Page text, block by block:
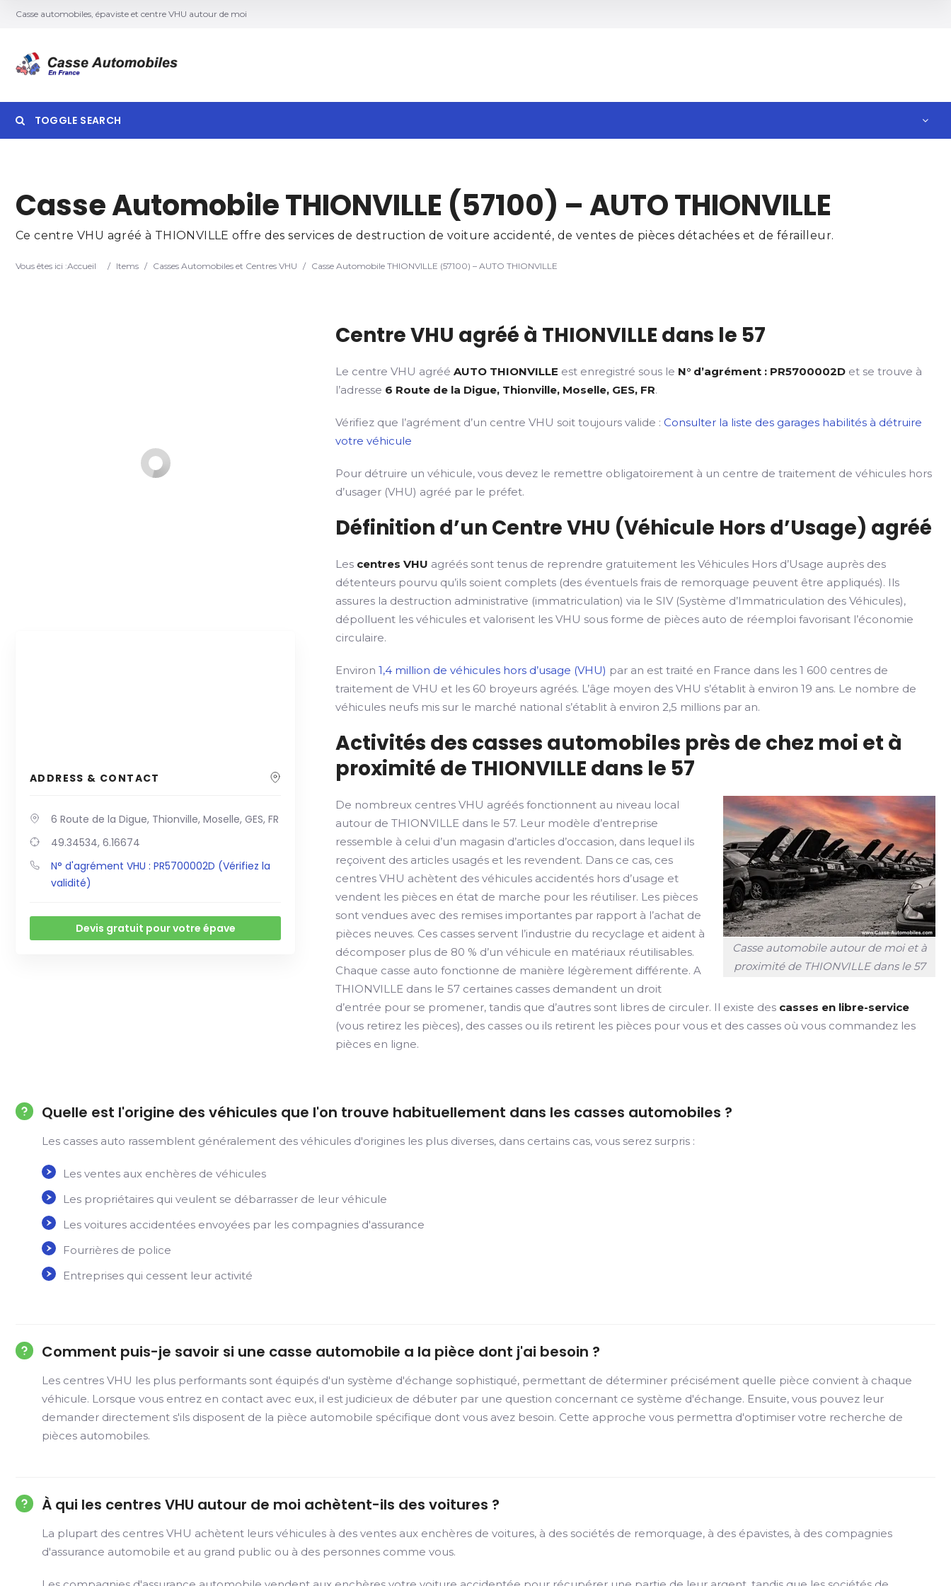
Casse automobiles, épaviste et centre VHU autour de moi
TOGGLE SEARCH
Search
Casse Automobile THIONVILLE (57100) – AUTO THIONVILLE
Ce centre VHU agréé à THIONVILLE offre des services de destruction de voiture accidenté, de ventes de pièces détachées et de férailleur.
Vous êtes ici :Accueil / Items / Casses Automobiles et Centres VHU / Casse Automobile THIONVILLE (57100) – AUTO THIONVILLE
ADDRESS & CONTACT
6 Route de la Digue, Thionville, Moselle, GES, FR
49.34534, 6.16674
N° d'agrément VHU : PR5700002D (Vérifiez la
validité)
Devis gratuit pour votre épave
Centre VHU agréé à THIONVILLE dans le 57
Le centre VHU agrééAUTO THIONVILLE est enregistré sous le N° d’agrément : PR5700002D et se trouve à
l’adresse 6 Route de la Digue, Thionville, Moselle, GES, FR.
Vérifiez que l’agrément d’un centre VHU soit toujours valide : Consulter la liste des garages habilités à détruire
votre véhicule
Pour détruire un véhicule, vous devez le remettre obligatoirement à un centre de traitement de véhicules hors
d’usager (VHU) agréé par le préfet.
Définition d’un Centre VHU (Véhicule Hors d’Usage) agréé
Les centres VHU agréés sont tenus de reprendre gratuitement les Véhicules Hors d’Usage auprès des
détenteurs pourvu qu’ils soient complets (des éventuels frais de remorquage peuvent être appliqués). Ils
assures la destruction administrative (immatriculation) via le SIV (Système d’Immatriculation des Véhicules),
dépolluent les véhicules et valorisent les VHU sous forme de pièces auto de réemploi favorisant l’économie
circulaire.
Environ1,4 million de véhicules hors d’usage (VHU) par an est traité en France dans les 1 600 centres de
traitement de VHU et les 60 broyeurs agréés. L’âge moyen des VHU s’établit à environ 19 ans. Le nombre de
véhicules neufs mis sur le marché national s’établit à environ 2,5 millions par an.
Activités des casses automobiles près de chez moi et à
proximité de THIONVILLE dans le 57
Casse automobile autour de moi et à
proximité de THIONVILLE dans le 57
De nombreux centres VHU agréés fonctionnent au niveau local
autour de THIONVILLE dans le 57. Leur modèle d’entreprise
ressemble à celui d’un magasin d’articles d’occasion, dans lequel ils
reçoivent des articles usagés et les revendent. Dans ce cas, ces
centres VHU achètent des véhicules accidentés hors d’usage et
vendent les pièces en état de marche pour les réutiliser. Les pièces
sont vendues avec des remises importantes par rapport à l’achat de
pièces neuves. Ces casses servent l’industrie du recyclage et aident à
décomposer plus de 80 % d’un véhicule en matériaux réutilisables.
Chaque casse auto fonctionne de manière légèrement différente. A
THIONVILLE dans le 57 certaines casses demandent un droit
d’entrée pour se promener, tandis que d’autres sont libres de circuler. Il existe des casses en libre-service
(vous retirez les pièces), des casses ou ils retirent les pièces pour vous et des casses où vous commandez les
pièces en ligne.
Quelle est l'origine des véhicules que l'on trouve habituellement dans les casses automobiles ?
Les casses auto rassemblent généralement des véhicules d'origines les plus diverses, dans certains cas, vous serez surpris :
Les ventes aux enchères de véhicules
Les propriétaires qui veulent se débarrasser de leur véhicule
Les voitures accidentées envoyées par les compagnies d'assurance
Fourrières de police
Entreprises qui cessent leur activité
Comment puis-je savoir si une casse automobile a la pièce dont j'ai besoin ?
Les centres VHU les plus performants sont équipés d'un système d'échange sophistiqué, permettant de déterminer précisément quelle pièce convient à chaque
véhicule. Lorsque vous entrez en contact avec eux, il est judicieux de débuter par une question concernant ce système d'échange. Ensuite, vous pouvez leur
demander directement s'ils disposent de la pièce automobile spécifique dont vous avez besoin. Cette approche vous permettra d'optimiser votre recherche de
pièces automobiles.
À qui les centres VHU autour de moi achètent-ils des voitures ?
La plupart des centres VHU achètent leurs véhicules à des ventes aux enchères de voitures, à des sociétés de remorquage, à des épavistes, à des compagnies
d'assurance automobile et au grand public ou à des personnes comme vous.